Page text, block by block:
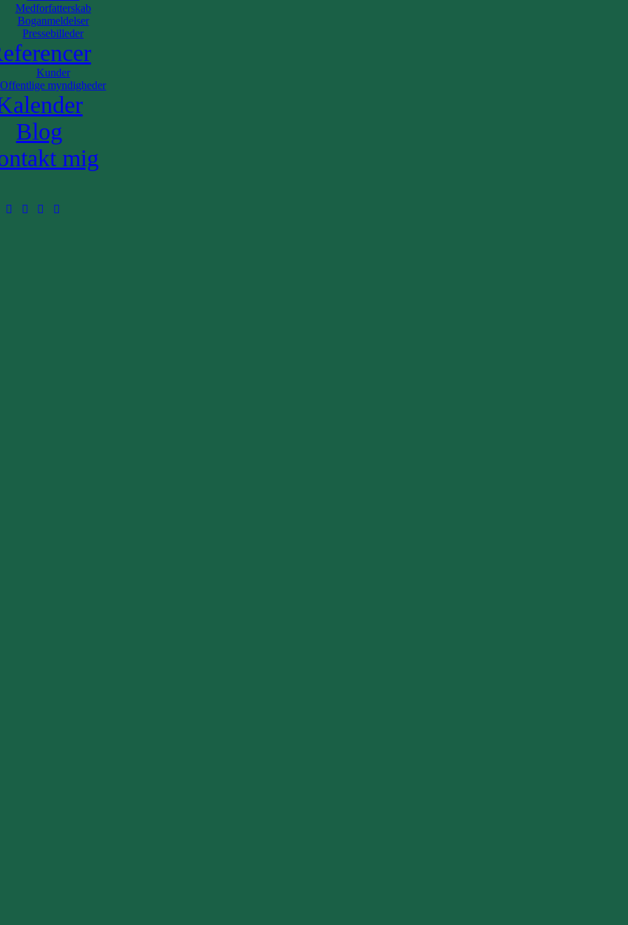
Medforfatterskab
Boganmeldelser
Pressebilleder
Kunder
Offentlige myndigheder
Blog
mig